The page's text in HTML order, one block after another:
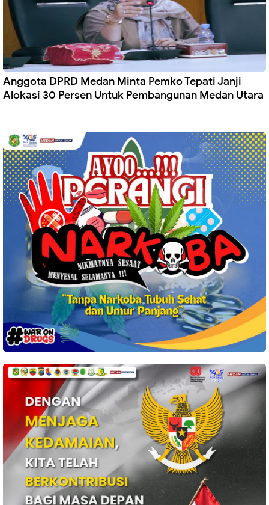
Anggota DPRD Medan Minta Pemko Tepati Janji
Alokasi 30 Persen Untuk Pembangunan Medan Utara